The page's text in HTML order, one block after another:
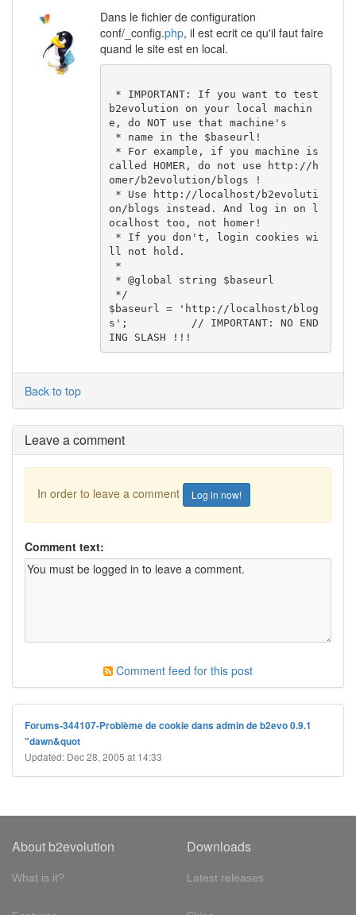
Dans le fichier de configuration
conf/_config.php, il est ecrit ce qu'il faut faire
quand le site est en local.
b2evolution on your local machin
e, do NOT use that machine's
called HOMER, do not use http://h
omer/b2evolution/blogs !
on/blogs instead. And log in on l
ocalhost too, not homer!
ll not hold.
$baseurl = 'http://localhost/blog
s';          // IMPORTANT: NO END
ING SLASH !!!
Back to top
Leave a comment
In order to leave a comment Log in now!
Comment text:
Comment feed for this post
Forums-344107-Problème de cookie dans admin de b2evo 0.9.1
"dawn&quot
Updated: Dec 28, 2005 at 14:33
About b2evolution
What is it?
Downloads
Latest releases